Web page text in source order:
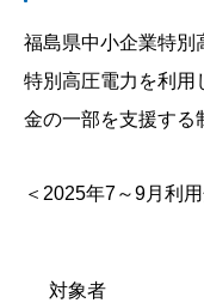
福島県中小企業特別
特別高圧電力を利用
金の一部を支援する
＜2025年7～9月利
対象者